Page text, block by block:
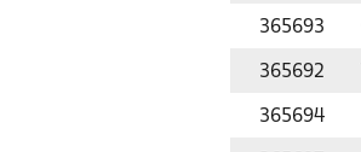
365693
365692
365694